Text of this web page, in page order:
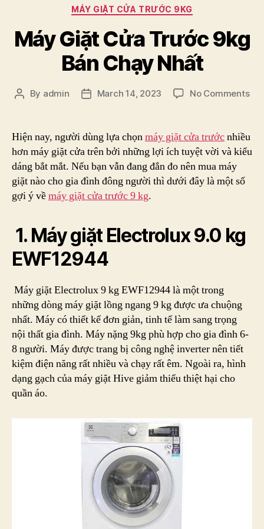
Categories
MÁY GIẶT CỬA TRƯỚC 9KG
Máy Giặt Cửa Trước 9kg
Bán Chạy Nhất
Post
By admin
PostMarch 14, 2023 No Commentson
9kg
Hiện nay, người dùng lựa chọnmáy giặt cửa trướcnhiều
hơn máy giặt cửa trên bởi những lợi ích tuyệt vời và kiểu
dáng bắt mắt. Nếu bạn vẫn đang đắn đo nên mua máy
giặt nào cho gia đình đông người thì dưới đây là một số
gợi ý vềmáy giặt cửa trước 9 kg.
1. Máy giặt Electrolux 9.0 kg
EWF12944
Máy giặt Electrolux 9 kg EWF12944 là một trong
những dòng máy giặt lồng ngang 9 kg được ưa chuộng
nhất. Máy có thiết kế đơn giản, tinh tế làm sang trọng
nội thất gia đình. Máy nặng 9kg phù hợp cho gia đình 6-
8 người. Máy được trang bị công nghệ inverter nên tiết
kiệm điện năng rất nhiều và chạy rất êm. Ngoài ra, hình
dạng gạch của máy giặt Hive giảm thiểu thiệt hại cho
quần áo.